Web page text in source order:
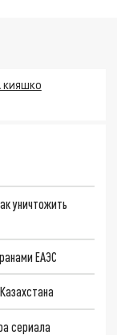
КИЯШКО
уничтожить
ЕАЭС
сериала